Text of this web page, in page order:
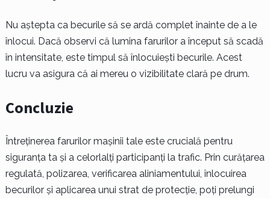
Nu aștepta ca becurile să se ardă complet înainte de a le
înlocui. Dacă observi că lumina farurilor a început să scadă
în intensitate, este timpul să înlocuiești becurile. Acest
lucru va asigura că ai mereu o vizibilitate clară pe drum.
Concluzie
Întreținerea farurilor mașinii tale este crucială pentru
siguranța ta și a celorlalți participanți la trafic. Prin curățarea
regulată, polizarea, verificarea aliniamentului, înlocuirea
becurilor și aplicarea unui strat de protecție, poți prelungi